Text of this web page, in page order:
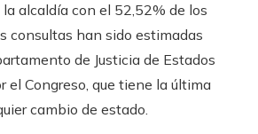
alcaldía con el 52,52% de los
consultas han sido estimadas
de Justicia de Estados
el Congreso, que tiene la última
cambio de estado.